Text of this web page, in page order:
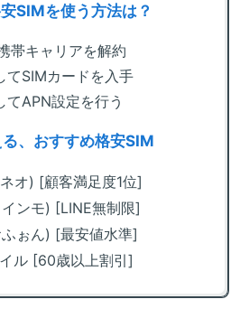
SIMを使う方法は？
帯キャリアを解約
てSIMカードを入手
てAPN設定を行う
、おすすめ格安SIM
オ) [顧客満足度1位]
ンモ) [LINE無制限]
ぉん) [最安値水準]
ル [60歳以上割引]